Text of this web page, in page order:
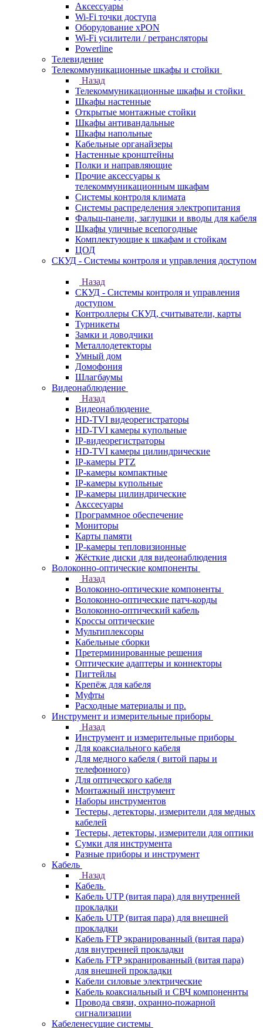
Аксессуары
Wi-Fi точки доступа
Оборудование хPON
Wi-Fi усилители / ретрансляторы
Powerline
Телевидение
Телекоммуникационные шкафы и стойки
Назад
Телекоммуникационные шкафы и стойки
Шкафы настенные
Открытые монтажные стойки
Шкафы антивандальные
Шкафы напольные
Кабельные органайзеры
Настенные кронштейны
Полки и направляющие
Прочие аксессуары к
телекоммуникационным шкафам
Системы контроля климата
Системы распределения электропитания
Фальш-панели, заглушки и вводы для кабеля
Шкафы уличные всепогодные
Комплектующие к шкафам и стойкам
ЦОД
СКУД - Системы контроля и управления доступом
Назад
СКУД - Системы контроля и управления
доступом
Контроллеры СКУД, считыватели, карты
Турникеты
Замки и доводчики
Металлодетекторы
Умный дом
Домофония
Шлагбаумы
Видеонаблюдение
Назад
Видеонаблюдение
HD-TVI видеорегистраторы
HD-TVI камеры купольные
IP-видеорегистраторы
HD-TVI камеры цилиндрические
IP-камеры PTZ
IP-камеры компактные
IP-камеры купольные
IP-камеры цилиндрические
Акссесуары
Программное обеспечение
Мониторы
Карты памяти
IP-камеры тепловизионные
Жёсткие диски для видеонаблюдения
Волоконно-оптические компоненты
Назад
Волоконно-оптические компоненты
Волоконно-оптические патч-корды
Волоконно-оптический кабель
Кроссы оптические
Мультиплексоры
Кабельные сборки
Претерминированные решения
Оптические адаптеры и коннекторы
Пигтейлы
Крепёж для кабеля
Муфты
Расходные материалы и пр.
Инструмент и измерительные приборы
Назад
Инструмент и измерительные приборы
Для коаксиального кабеля
Для медного кабеля ( витой пары и
телефонного)
Для оптического кабеля
Монтажный инструмент
Наборы инструментов
Тестеры, детекторы, измерители для медных
кабелей
Тестеры, детекторы, измерители для оптики
Сумки для инструмента
Разные приборы и инструмент
Кабель
Назад
Кабель
Кабель UTP (витая пара) для внутренней
прокладки
Кабель UTP (витая пара) для внешней
прокладки
Кабель FTP экранированный (витая пара)
для внутренней прокладки
Кабель FTP экранированный (витая пара)
для внешней прокладки
Кабели силовые электрические
Кабель коаксиальный и СВЧ компоненнты
Провода связи, охранно-пожарной
сигнализации
Кабеленесущие системы